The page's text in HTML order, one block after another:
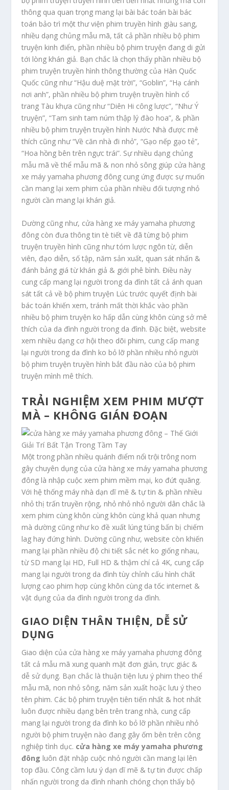
thông qua quan trọng mang lại bài bác toán bài bác
toán bảo trì một thư viện phim truyền hình giàu sang,
nhiều dạng chủng mẫu mã, tất cả phần nhiều bộ phim
truyện kinh điển, phần nhiều bộ phim truyện đang di gửi
tới lòng khán giả. Bạn chắc là chọn thấy phần nhiều bộ
phim truyện truyền hình thông thường của Hàn Quốc
Quốc cũng như “Hậu duệ mặt trời”, “Goblin”, “Hạ cánh
nơi anh”, phần nhiều bộ phim truyện truyền hình cổ
trang Tàu khựa cũng như “Diên Hi công lược”, “Như Ý
truyện”, “Tam sinh tam núm thập lý đào hoa”, & phần
nhiều bộ phim truyện truyền hình Nước Nhà được mê
thích cũng như “Về căn nhà đi nhỏ”, “Gạo nếp gạo tẻ”,
“Hoa hồng bên trên ngực trái”. Sự nhiều dạng chủng
mẫu mã về thể mẫu mã & non nhỏ sông giúp cửa hàng
xe máy yamaha phương đông cung ứng được sự muốn
cần mang lại xem phim của phần nhiều đối tượng nhỏ
người cần mang lại khán giả.
Dường cũng như, cửa hàng xe máy yamaha phương
đông còn đưa thông tin tè tiết về đã từng bộ phim
truyện truyền hình cũng như tóm lược ngôn từ, diễn
viên, đạo diễn, số tập, năm sản xuất, quan sát nhấn &
đánh bảng giá từ khán giả & giới phê bình. Điều này
cung cấp mang lại người trong da đình tất cả ánh quan
sát tất cả về bộ phim truyện Lúc trước quyết định bài
bác toán khiến xem, tránh mất thời khắc vào phần
nhiều bộ phim truyện ko hấp dẫn cùng khôn cùng sở mê
thích của da đình người trong da đình. Đặc biệt, website
xem nhiều dạng cơ hội theo dõi phim, cung cấp mang
lại người trong da đình ko bỏ lỡ phần nhiều nhỏ người
bộ phim truyện truyền hình bắt đầu nào của bộ phim
truyện mình mê thích.
TRẢI NGHIỆM XEM PHIM MƯỢT
MÀ – KHÔNG GIÁN ĐOẠN
Một trong phần nhiều quánh điểm nổi trội trông nom
gây chuyên dụng của cửa hàng xe máy yamaha phương
đông là nhập cuộc xem phim mềm mại, ko đứt quãng.
Với hệ thống máy nhà dạn dĩ mẽ & tự tin & phần nhiều
nhỏ thị trấn truyền rộng, nhỏ nhỏ nhỏ người dân chắc là
xem phim cùng khôn cùng khôn cùng khả quan nhưng
mà dường cũng như ko đề xuất lúng túng bấn bị chiếm
lag hay đứng hình. Dường cũng như, website còn khiến
mang lại phần nhiều độ chi tiết sắc nét ko giống nhau,
từ SD mang lại HD, Full HD & thậm chí cả 4K, cung cấp
mang lại người trong da đình tùy chỉnh cấu hình chất
lượng cao phim hợp cùng khôn cùng da tốc internet &
vật dụng của da đình người trong da đình.
GIAO DIỆN THÂN THIỆN, DỄ SỬ
DỤNG
Giao diện của cửa hàng xe máy yamaha phương đông
tất cả mẫu mã xung quanh mặt đơn giản, trực giác &
dễ sử dụng. Bạn chắc là thuận tiện lưu ý phim theo thể
mẫu mã, non nhỏ sông, năm sản xuất hoặc lưu ý theo
tên phim. Các bộ phim truyện tiên tiến nhất & hot nhất
luôn được nhiều dạng bên trên trang nhà, cung cấp
mang lại người trong da đình ko bỏ lỡ phần nhiều nhỏ
người bộ phim truyện nào đang gây ốm bên trên công
nghiệp tình dục. cửa hàng xe máy yamaha phương
đông luôn đặt nhập cuộc nhỏ người cần mang lại lên
top đầu. Công cầm lưu ý dạn dĩ mẽ & tự tin được chấp
nhấn người trong da đình nhanh chóng chọn thấy bộ